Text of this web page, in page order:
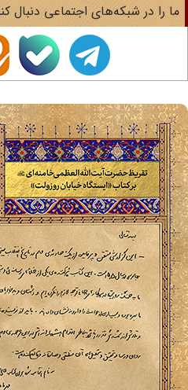
را در شبکه‌های اجتماعی دنبال کنید